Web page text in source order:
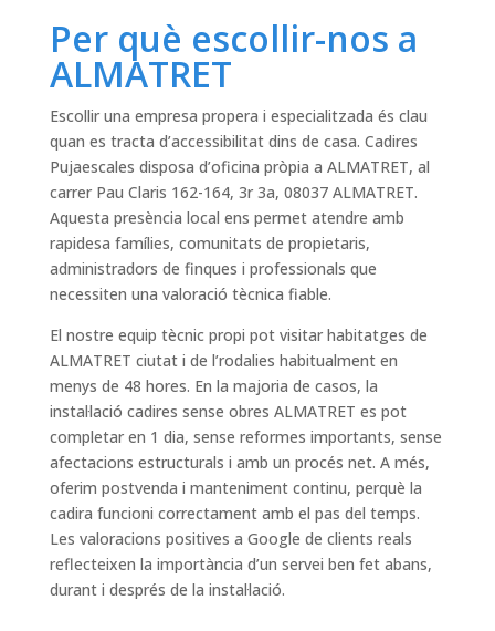
Per què escollir-nos a
ALMATRET
Escollir una empresa propera i especialitzada és clau
quan es tracta d’accessibilitat dins de casa. Cadires
Pujaescales disposa d’oficina pròpia a ALMATRET, al
carrer Pau Claris 162-164, 3r 3a, 08037 ALMATRET.
Aquesta presència local ens permet atendre amb
rapidesa famílies, comunitats de propietaris,
administradors de finques i professionals que
necessiten una valoració tècnica fiable.
El nostre equip tècnic propi pot visitar habitatges de
ALMATRET ciutat i de l’rodalies habitualment en
menys de 48 hores. En la majoria de casos, la
instal·lació cadires sense obres ALMATRET es pot
completar en 1 dia, sense reformes importants, sense
afectacions estructurals i amb un procés net. A més,
oferim postvenda i manteniment continu, perquè la
cadira funcioni correctament amb el pas del temps.
Les valoracions positives a Google de clients reals
reflecteixen la importància d’un servei ben fet abans,
durant i després de la instal·lació.